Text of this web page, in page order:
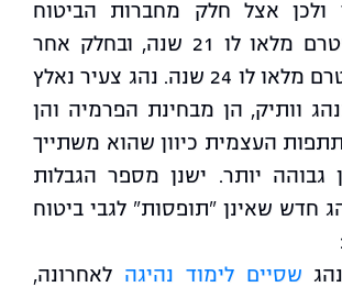
ולכן אצל חלק מחברות הביטוח
מדובר במי שטרם מלאו לו 21 שנה, ובחלק אחר
מדובר במי שטרם מלאו לו 24 שנה. נהג צעיר נאלץ
וותיק, הן מבחינת הפרמיה והן
העצמית כיוון שהוא משתייך
גבוהה יותר. ישנן מספר הגבלות
חדש שאינן "תופסות" לגבי ביטוח
שסיים לימוד נהיגה לאחרונה,